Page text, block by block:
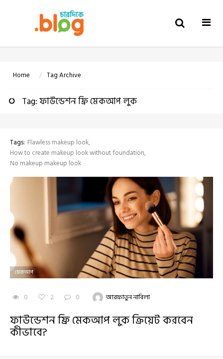
Home Tag Archive
Tag: ফাউন্ডেশন ফ্রি মেকআপ লুক
Tags: Flawless makeup look
How to create makeup look without foundation
No makeup makeup look
মেকআপ
0 2 0 আরফাতুন নাবিলা
ফাউন্ডেশন ফ্রি মেকআপ লুক ক্রিয়েট করবেন
কীভাবে?